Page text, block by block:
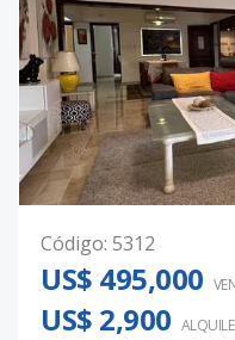
Código: 5312
US$ 495,000
US$ 2,900